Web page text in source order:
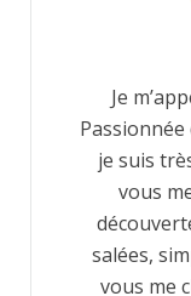
Je
je suis
vous
salées,
vous me